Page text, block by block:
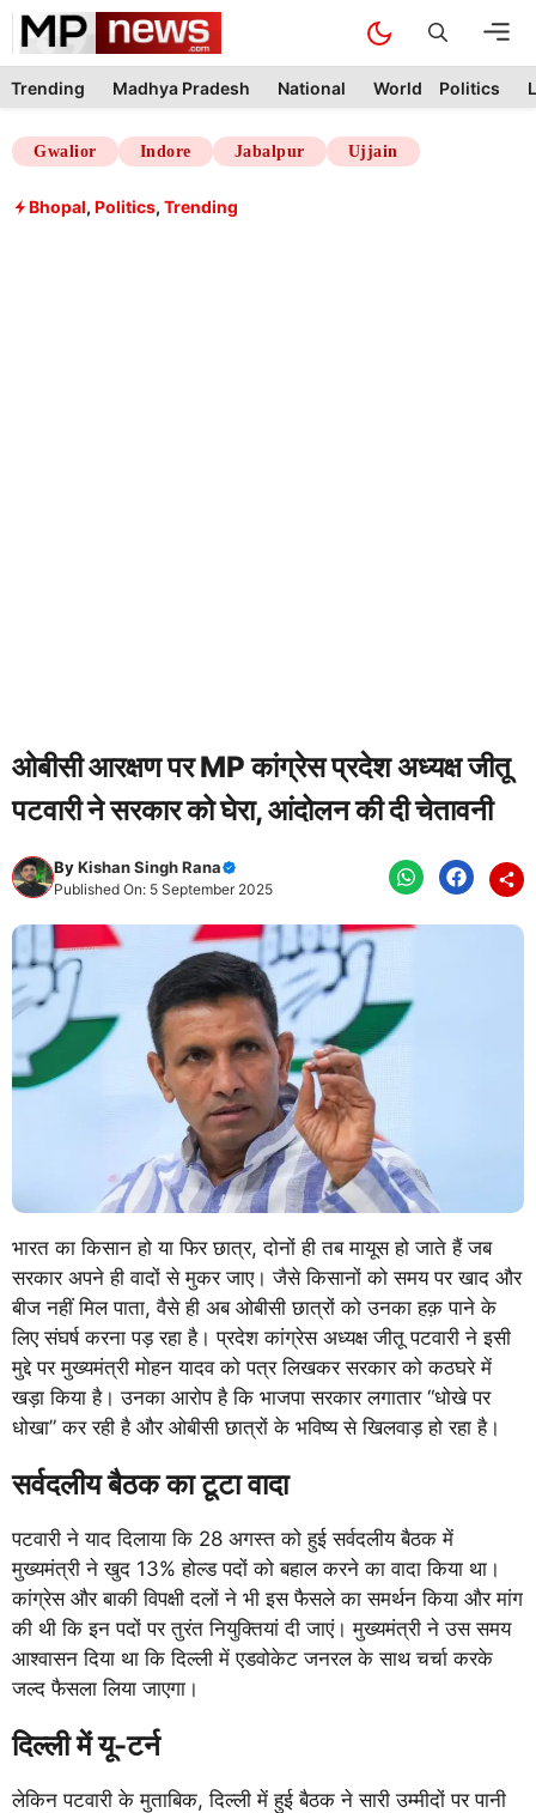
Skip
content
Trending Madhya Pradesh National World Politics
Gwalior Indore Jabalpur Ujjain
Bhopal, Politics, Trending
ओबीसी आरक्षण पर MP कांग्रेस प्रदेश अध्यक्ष जीतू
पटवारी ने सरकार को घेरा, आंदोलन की दी चेतावनी
ByKishan Singh Rana
Published On: 5 September 2025
भारत का किसान हो या फिर छात्र, दोनों ही तब मायूस हो जाते हैं जब
सरकार अपने ही वादों से मुकर जाए। जैसे किसानों को समय पर खाद और
बीज नहीं मिल पाता, वैसे ही अब ओबीसी छात्रों को उनका हक़ पाने के
लिए संघर्ष करना पड़ रहा है। प्रदेश कांग्रेस अध्यक्ष जीतू पटवारी ने इसी
मुद्दे पर मुख्यमंत्री मोहन यादव को पत्र लिखकर सरकार को कठघरे में
खड़ा किया है। उनका आरोप है कि भाजपा सरकार लगातार “धोखे पर
धोखा” कर रही है और ओबीसी छात्रों के भविष्य से खिलवाड़ हो रहा है।
सर्वदलीय बैठक का टूटा वादा
पटवारी ने याद दिलाया कि 28 अगस्त को हुई सर्वदलीय बैठक में
मुख्यमंत्री ने खुद 13% होल्ड पदों को बहाल करने का वादा किया था।
कांग्रेस और बाकी विपक्षी दलों ने भी इस फैसले का समर्थन किया और मांग
की थी कि इन पदों पर तुरंत नियुक्तियां दी जाएं। मुख्यमंत्री ने उस समय
आश्वासन दिया था कि दिल्ली में एडवोकेट जनरल के साथ चर्चा करके
जल्द फैसला लिया जाएगा।
दिल्ली में यू-टर्न
लेकिन पटवारी के मुताबिक, दिल्ली में हुई बैठक ने सारी उम्मीदों पर पानी